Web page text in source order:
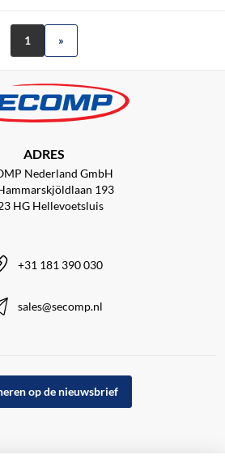
1 »
ADRES
Nederland GmbH
193
HG Hellevoetsluis
+31 181 390 030
sales@secomp.nl
op de nieuwsbrief